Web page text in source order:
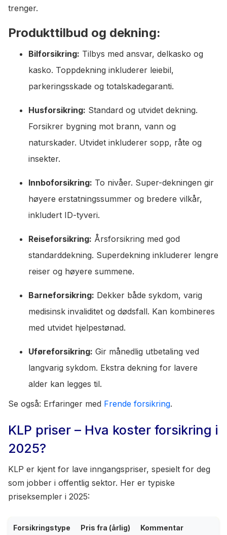
trenger.
Produkttilbud og dekning:
Bilforsikring: Tilbys med ansvar, delkasko og
kasko. Toppdekning inkluderer leiebil,
parkeringsskade og totalskadegaranti.
Husforsikring: Standard og utvidet dekning.
Forsikrer bygning mot brann, vann og
naturskader. Utvidet inkluderer sopp, råte og
insekter.
Innboforsikring: To nivåer. Super-dekningen gir
høyere erstatningssummer og bredere vilkår,
inkludert ID-tyveri.
Reiseforsikring: Årsforsikring med god
standarddekning. Superdekning inkluderer lengre
reiser og høyere summene.
Barneforsikring: Dekker både sykdom, varig
medisinsk invaliditet og dødsfall. Kan kombineres
med utvidet hjelpestønad.
Uføreforsikring: Gir månedlig utbetaling ved
langvarig sykdom. Ekstra dekning for lavere
alder kan legges til.
Se også: Erfaringer med Frende forsikring.
KLP priser – Hva koster forsikring i
2025?
KLP er kjent for lave inngangspriser, spesielt for deg
som jobber i offentlig sektor. Her er typiske
priseksempler i 2025:
Forsikringstype Pris fra (årlig) Kommentar